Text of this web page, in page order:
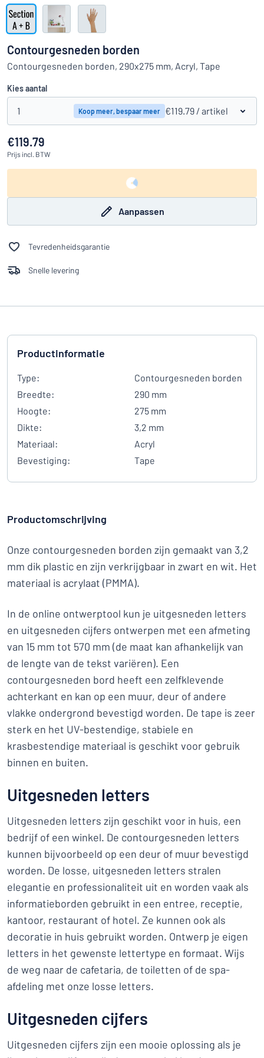
Kun je niet vinden wat je zoekt? Ontwerp uw bord hier
Toon alle categorieën
Inloggen
Klantenservice
Consument Bedrijf
Contourgesneden borden
Contourgesneden borden, 290x275 mm, Acryl, Tape
Kies aantal
1 Koop meer, bespaar meer €119.79 / artikel
€119.79
Prijs incl. BTW
Aanpassen
Tevredenheidsgarantie
Snelle levering
Productinformatie
Type:
Contourgesneden borden
Breedte:
290 mm
Hoogte:
275 mm
Dikte:
3,2 mm
Materiaal:
Acryl
Bevestiging:
Tape
Productomschrijving
Onze contourgesneden borden zijn gemaakt van 3,2
mm dik plastic en zijn verkrijgbaar in zwart en wit. Het
materiaal is acrylaat (PMMA).
In de online ontwerptool kun je uitgesneden letters
en uitgesneden cijfers ontwerpen met een afmeting
van 15 mm tot 570 mm (de maat kan afhankelijk van
de lengte van de tekst variëren). Een
contourgesneden bord heeft een zelfklevende
achterkant en kan op een muur, deur of andere
vlakke ondergrond bevestigd worden. De tape is zeer
sterk en het UV-bestendige, stabiele en
krasbestendige materiaal is geschikt voor gebruik
binnen en buiten.
Uitgesneden letters
Uitgesneden letters zijn geschikt voor in huis, een
bedrijf of een winkel. De contourgesneden letters
kunnen bijvoorbeeld op een deur of muur bevestigd
worden. De losse, uitgesneden letters stralen
elegantie en professionaliteit uit en worden vaak als
informatieborden gebruikt in een entree, receptie,
kantoor, restaurant of hotel. Ze kunnen ook als
decoratie in huis gebruikt worden. Ontwerp je eigen
letters in het gewenste lettertype en formaat. Wijs
de weg naar de cafetaria, de toiletten of de spa-
afdeling met onze losse letters.
Uitgesneden cijfers
Uitgesneden cijfers zijn een mooie oplossing als je